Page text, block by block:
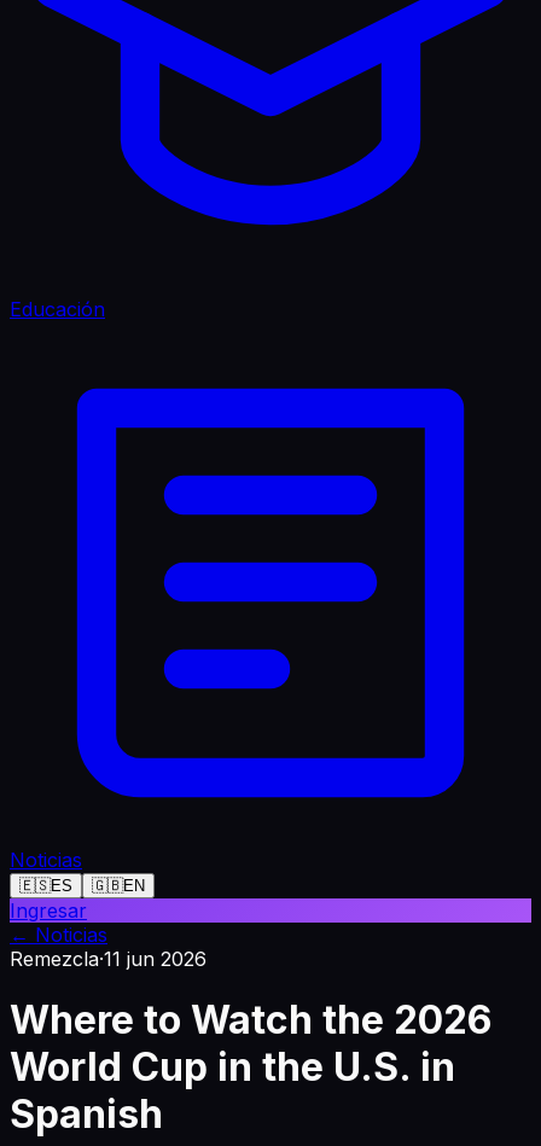
Educación
Noticias
🇪🇸ES 🇬🇧EN
Ingresar
← Noticias
Remezcla·11 jun 2026
Where to Watch the 2026
World Cup in the U.S. in
Spanish